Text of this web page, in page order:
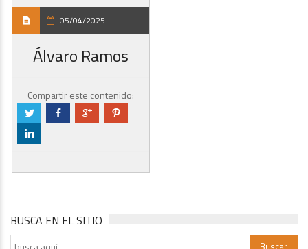
05/04/2025
Álvaro Ramos
Compartir este contenido:
a b c d
j
BUSCA EN EL SITIO